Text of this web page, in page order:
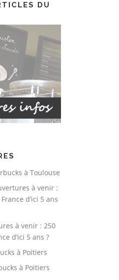
DU
à Toulouse
à venir :
d’ici 5 ans
à venir : 250
d’ici 5 ans ?
à Poitiers
à Poitiers